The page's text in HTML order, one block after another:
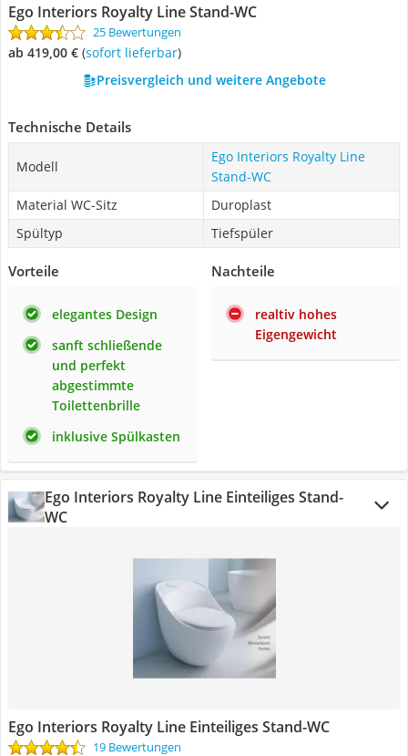
Ego Interiors Royalty Line Stand-WC
25 Bewertungen
ab 419,00 € ( Sofort lieferbar)
Preisvergleich und weitere Angebote
Technische Details
Modell
Ego Interiors Royalty Line
Stand-WC
Material WC-Sitz
Duroplast
Spültyp
Tiefspüler
Vorteile
elegantes Design
sanft schließende
und perfekt
abgestimmte
Toilettenbrille
inklusive Spülkasten
Nachteile
realtiv hohes
Eigengewicht
Ego Interiors Royalty Line Einteiliges Stand-
WC
Ego Interiors Royalty Line Einteiliges Stand-WC
19 Bewertungen